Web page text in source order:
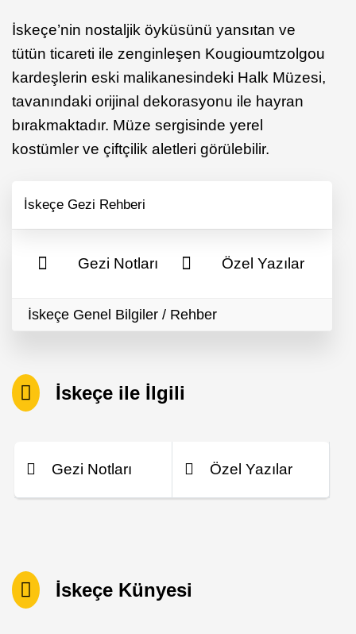
İskeçe’nin nostaljik öyküsünü yansıtan ve
tütün ticareti ile zenginleşen Kougioumtzolgou
kardeşlerin eski malikanesindeki Halk Müzesi,
tavanındaki orijinal dekorasyonu ile hayran
bırakmaktadır. Müze sergisinde yerel
kostümler ve çiftçilik aletleri görülebilir.
İskeçe Gezi Rehberi
Gezi Notları Özel Yazılar
İskeçe Genel Bilgiler / Rehber
İskeçe ile İlgili
Gezi Notları Özel Yazılar
İskeçe Künyesi